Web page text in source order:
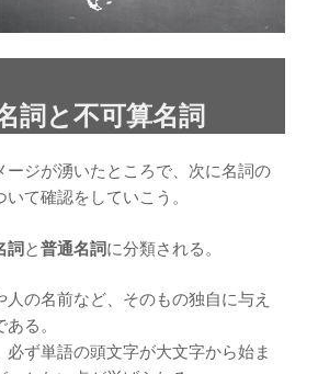
詞と不可算名詞
ージが湧いたところで、次に名詞の
て確認をしていこう。
詞 と普通名詞に分類される。
人の名前など、そのもの独自に与え
る。
必ず単語の頭文字が大文字から始ま